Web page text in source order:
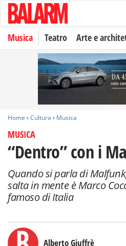
Musica Teatro Arte e
Home › Cultura › Musica
MUSICA
“Dentro” con i
Quando si parla di
salta in mente è Marco
famoso di Italia
Alberto Giuffrè